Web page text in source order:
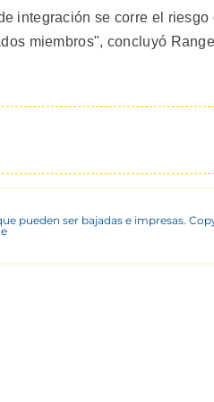
integración se corre el
miembros", concluyó
pueden ser bajadas e impresas.